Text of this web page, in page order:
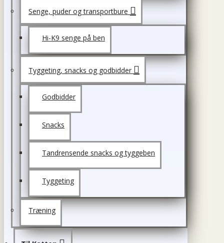
Senge, puder og transportbure
Hi-K9 senge på ben
Tyggeting, snacks og godbidder
Godbidder
Snacks
Tandrensende snacks og tyggeben
Tyggeting
Træning